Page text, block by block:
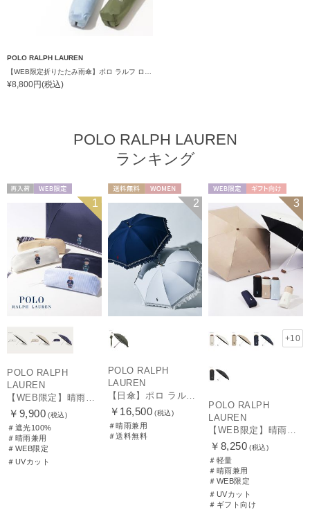
POLO RALPH LAUREN
¥8,800円(税込)
POLO RALPH LAUREN
ランキング
1
POLO RALPH
LAUREN
【WEB限定】晴雨兼用折りたたみ日傘 ポロ ラルフ ローレン（POLO RALPH LAUREN）ワンポイントベア 遮光100 UV100
￥9,900 (税込)
＃遮光100%
＃晴雨兼用
＃WEB限定
＃UVカット
2
POLO RALPH
LAUREN
【日傘】ポロ ラルフ ローレン(POLO RALPH LAUREN)エンブフリル 長傘 【公式ムーンバット】 遮光 遮熱 UV 晴雨兼用
￥16,500 (税込)
＃晴雨兼用
＃送料無料
ギフト向け
UNISEX
3
+10
POLO RALPH
LAUREN
【WEB限定】晴雨兼用折りたたみ日傘 ポロ ラルフ ローレン ポロポニー刺繍 POLO BEAR 雨の日OK 遮光100% 遮熱 簡単開閉 UV100% 晴雨兼用
￥8,250 (税込)
＃軽量
＃晴雨兼用
＃WEB限定
＃UVカット
＃ギフト向け